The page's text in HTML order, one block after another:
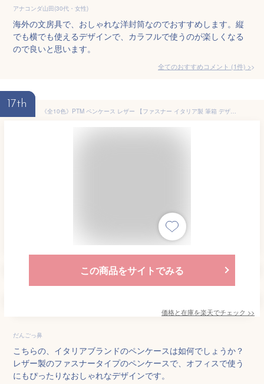
アナコンダ山田(30代・女性)
海外の文房具で、おしゃれな洋封筒なのでおすすめします。縦
でも横でも使えるデザインで、カラフルで使うのが楽しくなる
ので良いと思います。
全てのおすすめコメント (1件) >
17th
《全10色》PTM ペンケース レザー 【ファスナー イタリア製 筆箱 デザイン雑貨 ギフト プレゼント お祝い 記念 カーフレザー ミラノ 皮革】
この商品をサイトでみる
価格と在庫を楽天でチェック >>
だんごっ鼻
こちらの、イタリアブランドのペンケースは如何でしょうか？
レザー製のファスナータイプのペンケースで、オフィスで使う
にもぴったりなおしゃれなデザインです。